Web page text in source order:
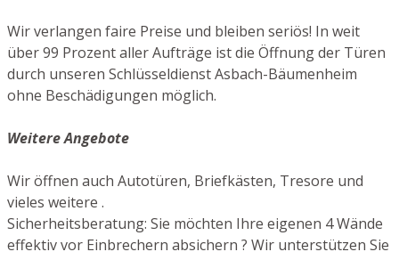
Wir verlangen faire Preise und bleiben seriös! In weit
über 99 Prozent aller Aufträge ist die Öffnung der Türen
durch unseren Schlüsseldienst Asbach-Bäumenheim
ohne Beschädigungen möglich.
Weitere Angebote
Wir öffnen auch Autotüren, Briefkästen, Tresore und
vieles weitere .
Sicherheitsberatung: Sie möchten Ihre eigenen 4 Wände
effektiv vor Einbrechern absichern ? Wir unterstützen Sie